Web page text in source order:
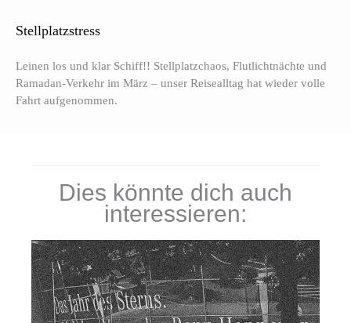
Stellplatzstress
Leinen los und klar Schiff!! Stellplatzchaos, Flutlichtnächte und
Ramadan-Verkehr im März – unser Reisealltag hat wieder volle
Fahrt aufgenommen.
Dies könnte dich auch
interessieren: